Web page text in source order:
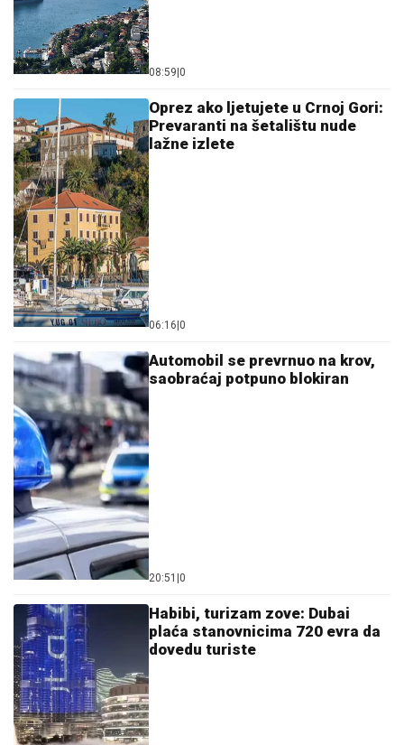
08:59 0
Oprez ako ljetujete u Crnoj Gori:
Prevaranti na šetalištu nude
lažne izlete
06:16 0
Automobil se prevrnuo na krov,
saobraćaj potpuno blokiran
20:51 0
Habibi, turizam zove: Dubai
plaća stanovnicima 720 evra da
dovedu turiste